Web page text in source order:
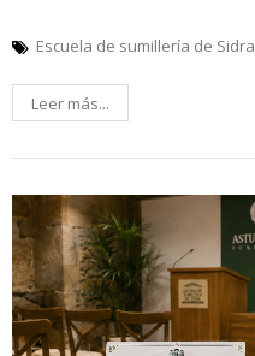
Escuela de sumillería de Sidra
Leer más...